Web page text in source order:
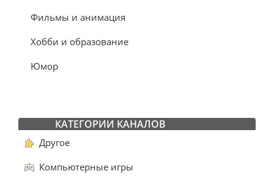
Фильмы и анимация
Хобби и образование
Юмор
КАТЕГОРИИ КАНАЛОВ
Другое
Компьютерные игры